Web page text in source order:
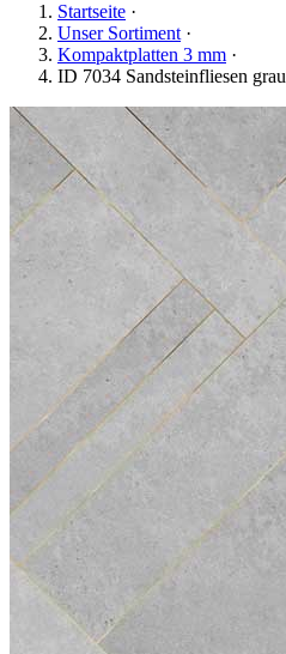
Startseite ·
Unser Sortiment ·
Kompaktplatten 3 mm ·
ID 7034 Sandsteinfliesen grau